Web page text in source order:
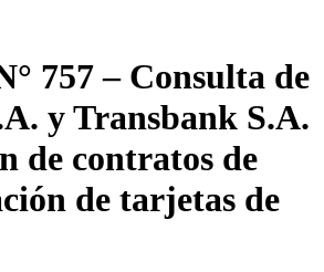
757 – Consulta de
y Transbank S.A.
de contratos de
de tarjetas de